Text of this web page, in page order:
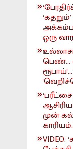
ஒரு
பெண்...
முன்
VIDEO: